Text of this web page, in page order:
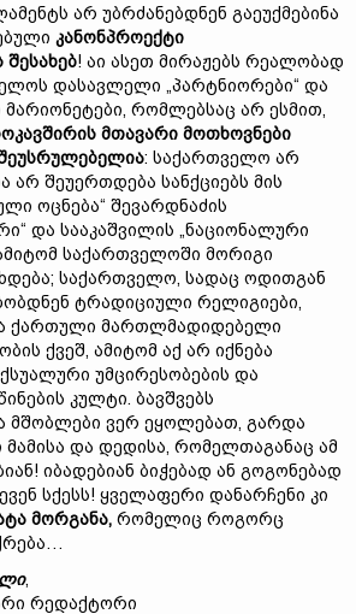
არ უბრძანებდნენ გაეუქმებინა
კანონპროექტი
შესახებ! აი ასეთ მირაჟებს რეალობად
დასავლელი „პარტნიორები“ და
რომლებსაც არ ესმით,
მთავარი მოთხოვნები
სრულებელია: საქართველო არ
არ შეუერთდება სანქციებს მის
ოცნება“ შევარდნაძის
და სააკაშვილის „ნაციონალური
საქართველოში მორიგი
საქართველო, სადაც ოდითგან
ტრადიციული რელიგიები,
ქართული მართლმადიდებელი
ქვეშ, ამიტომ აქ არ იქნება
უმცირესობების და
კულტი. ბავშვებს
მშობლები ვერ ეყოლებათ, გარდა
და დედისა, რომელთაგანაც ამ
იბადებიან ბიჭებად ან გოგონებად
სქესს! ყველაფერი დანარჩენი კი
მორგანა, რომელიც როგორც
,
რედაქტორი